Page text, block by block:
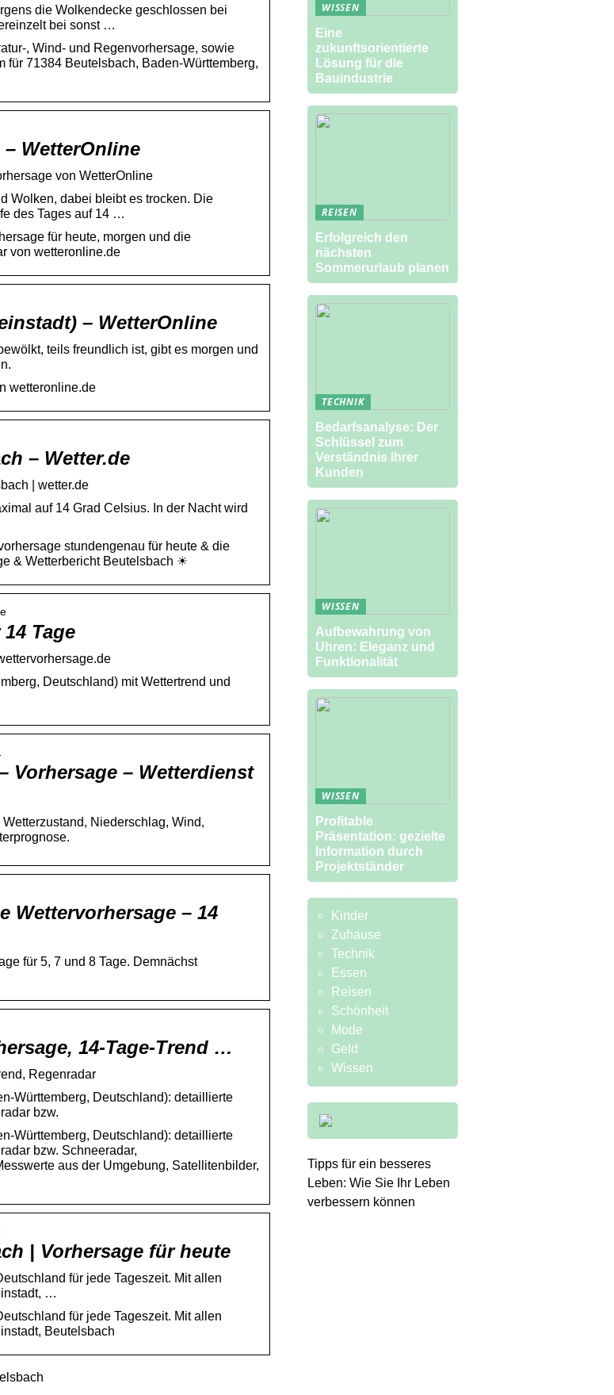
die Wolkendecke geschlossen bei
bei sonst …
, Wind- und Regenvorhersage, sowie
für 71384 Beutelsbach, Baden-Württemberg,
WetterOnline
von WetterOnline
Wolken, dabei bleibt es trocken. Die
des Tages auf 14 …
für heute, morgen und die
von wetteronline.de
– WetterOnline
teils freundlich ist, gibt es morgen und
wetteronline.de
– Wetter.de
| wetter.de
auf 14 Grad Celsius. In der Nacht wird
stundengenau für heute & die
& Wetterbericht Beutelsbach ☀
Tage
Deutschland) mit Wettertrend und
Vorhersage – Wetterdienst
Niederschlag, Wind,
Wettervorhersage – 14
für 5, 7 und 8 Tage. Demnächst
14-Tage-Trend …
Regenradar
Württemberg, Deutschland): detaillierte
bzw.
Württemberg, Deutschland): detaillierte
bzw. Schneeradar,
aus der Umgebung, Satellitenbilder,
| Vorhersage für heute
für jede Tageszeit. Mit allen
…
für jede Tageszeit. Mit allen
Beutelsbach
WISSEN
Eine
zukunftsorientierte
Lösung für die
Bauindustrie
REISEN
Erfolgreich den
nächsten
Sommerurlaub planen
TECHNIK
Bedarfsanalyse: Der
Schlüssel zum
Verständnis Ihrer
Kunden
WISSEN
Aufbewahrung von
Uhren: Eleganz und
Funktionalität
WISSEN
Profitable
Präsentation: gezielte
Information durch
Projektständer
Kinder
Zuhause
Technik
Essen
Reisen
Schönheit
Mode
Geld
Wissen
Tipps für ein besseres
Leben: Wie Sie Ihr Leben
verbessern können